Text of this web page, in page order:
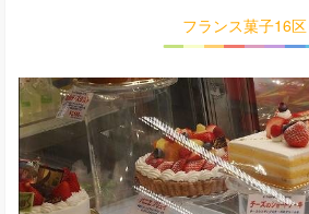
フランス菓子16区